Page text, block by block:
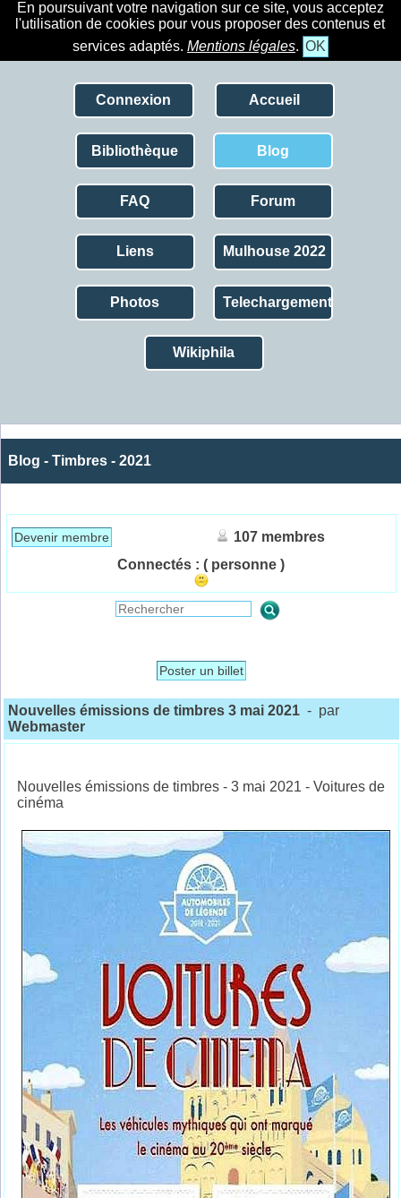
En poursuivant votre navigation sur ce site, vous acceptez
l'utilisation de cookies pour vous proposer des contenus et
services adaptés. Mentions légales. OK
Connexion Accueil
Bibliothèque Blog
FAQ Forum
Liens Mulhouse 2022
Photos Telechargement
Wikiphila
Blog - Timbres - 2021
Devenir membre
107 membres
Connectés : ( personne )
Poster un billet
Nouvelles émissions de timbres 3 mai 2021 - par
Webmaster
Nouvelles émissions de timbres - 3 mai 2021 - Voitures de
cinéma